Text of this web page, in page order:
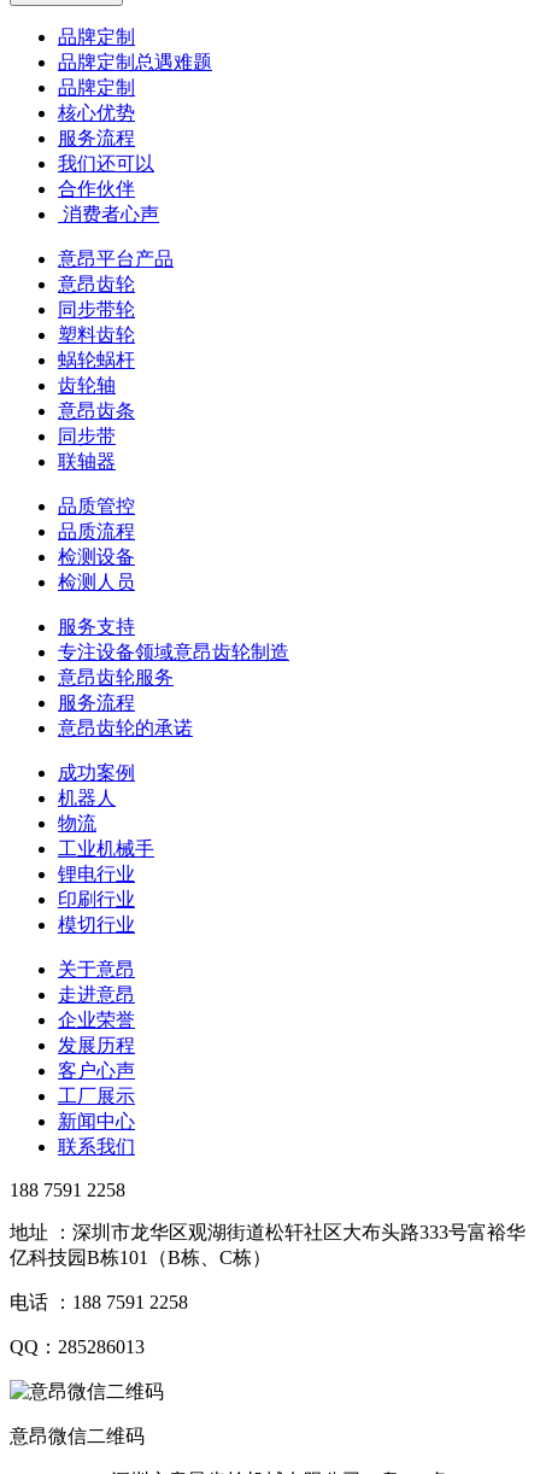
品牌定制
品牌定制总遇难题
品牌定制
核心优势
服务流程
我们还可以
合作伙伴
​ 消费者心声
意昂平台产品
意昂齿轮
同步带轮
塑料齿轮
蜗轮蜗杆
齿轮轴
意昂齿条
同步带
联轴器
品质管控
品质流程
检测设备
检测人员
服务支持
专注设备领域意昂齿轮制造
意昂齿轮服务
服务流程
意昂齿轮的承诺
成功案例
机器人
物流
工业机械手
锂电行业
印刷行业
模切行业
关于意昂
走进意昂
企业荣誉
发展历程
客户心声
工厂展示
新闻中心
联系我们
188 7591 2258
地址 ：深圳市龙华区观湖街道松轩社区大布头路333号富裕华
亿科技园B栋101（B栋、C栋）
电话 ：188 7591 2258
QQ：285286013
意昂微信二维码